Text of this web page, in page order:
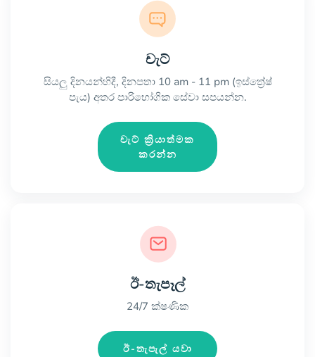
චැට්
සියලු දිනයන්හිදී, දිනපතා 10 am - 11 pm (ඉස්ත්‍රේෂ්
පැය) අතර පාරිභෝගික සේවා සපයන්න.
චැට් ක්‍රියාත්මක
කරන්න
ඊ-තැපෑල්
24/7 ක්ෂණික
ඊ-තැපැල් යවා